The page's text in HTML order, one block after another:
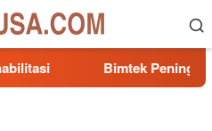
Bimtek Peningkatan